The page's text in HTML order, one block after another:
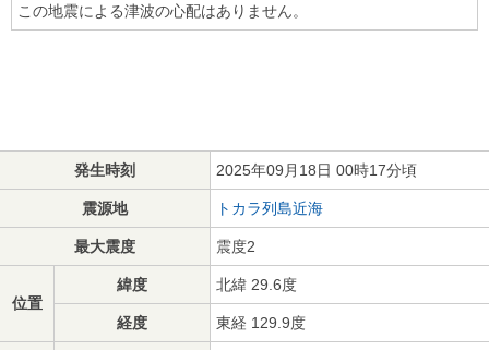
この地震による津波の心配はありません。
発生時刻 2025年09月18日 00時17分頃
震源地 トカラ列島近海
最大震度 震度2
位置
緯度 北緯 29.6度
経度 東経 129.9度